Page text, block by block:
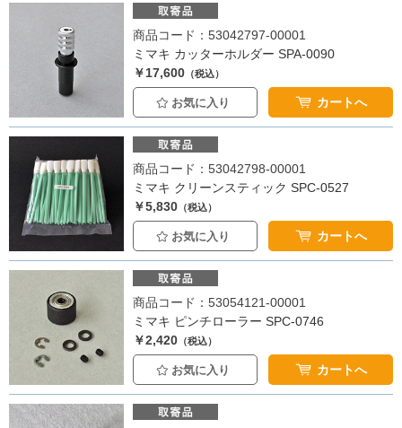
商品コード：53042797-00001
ミマキ カッターホルダー SPA-0090
￥17,600 （税込）
お気に入り カートへ
商品コード：53042798-00001
ミマキ クリーンスティック SPC-0527
￥5,830 （税込）
お気に入り カートへ
商品コード：53054121-00001
ミマキ ピンチローラー SPC-0746
￥2,420 （税込）
お気に入り カートへ